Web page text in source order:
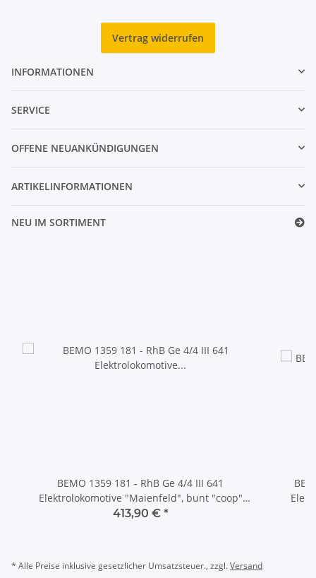
Vertrag widerrufen
INFORMATIONEN
SERVICE
OFFENE NEUANKÜNDIGUNGEN
ARTIKELINFORMATIONEN
NEU IM SORTIMENT
BEMO 1359 181 - RhB Ge 4/4 III 641
Elektrolokomotive "Maienfeld", bunt "coop"
DIGITAL mit SOUND
413,90 € *
* Alle Preise inklusive gesetzlicher Umsatzsteuer., zzgl.Versand